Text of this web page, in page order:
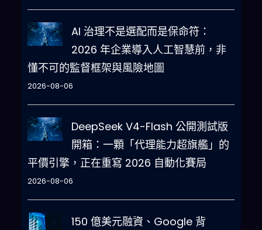
AI 治理不是選配而是保命符：
2026 年企業導入人工智慧前，非
懂不可的監督框架與風險地圖
2026-08-06
DeepSeek V4-Flash 公開測試版
開箱：一顆「代理能力超旗艦」的
平價引擎，正在重寫 2026 自動化賽局
2026-08-06
150 億美元融資、Google 背